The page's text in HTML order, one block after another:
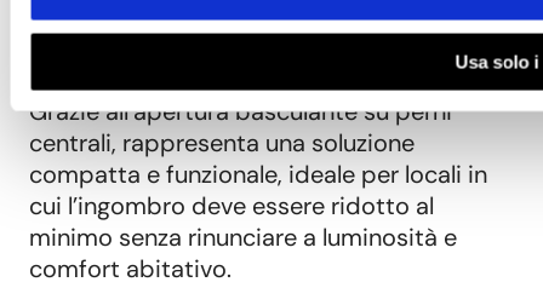
Usa solo
La finestra a bilico in PVC WnD è
migliorare la ventilazione degli ambienti.
Grazie all’apertura basculante su perni
centrali, rappresenta una soluzione
compatta e funzionale, ideale per locali in
cui l’ingombro deve essere ridotto al
minimo senza rinunciare a luminosità e
comfort abitativo.